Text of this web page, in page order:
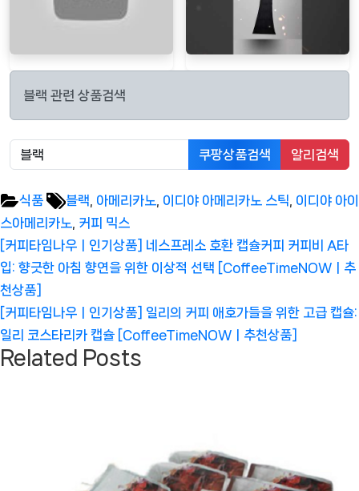
블랙 관련 상품검색
쿠팡상품검색 알리검색
식품 Tags:
블랙 아메리카노 이디야 아메리카노 스틱 이디야 아이
스아메리카노 커피 믹스
글
탐
색
Previous
Post:
[커피타임나우ㅣ인기상품] 네스프레소 호환 캡슐커피 커피비 A타
입: 향긋한 아침 향연을 위한 이상적 선택 [CoffeeTimeNOWㅣ추
천상품]
Next
Post:
[커피타임나우ㅣ인기상품] 일리의 커피 애호가들을 위한 고급 캡슐:
일리 코스타리카 캡슐 [CoffeeTimeNOWㅣ추천상품]
Related Posts